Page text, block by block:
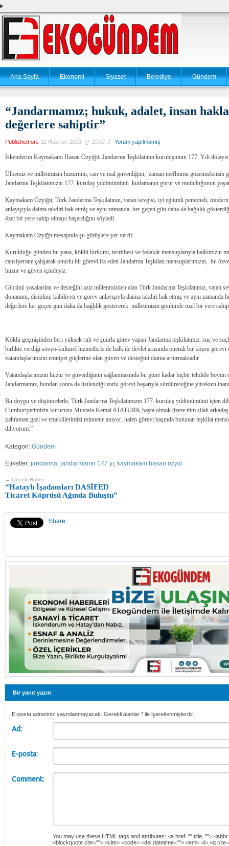
Ana Sayfa Ekonomi Siyaset Belediye Gündem
“Jandarmamız; hukuk, adalet, insan
değerlere sahiptir”
Published on: 11 Haziran 2016, @ 10:57 / Yorum yapılmamış
İskenderun Kaymakamı Hasan Özyiğit, Jandarma Teşkilatının kuruluşunun 177. Yılı
Ülkemiz ve milletimizin huzurunu, can ve mal güvenliğini; zaman mefhumu gözetmeksizin
Jandarma Teşkilatımızın 177. kuruluş yıldönümünü kutlamanın gurur ve mutluluğunun
Kaymakam Özyiğit, Türk Jandarma Teşkilatının, vatan sevgisi, iyi eğitimli personeli,
anlayışıyla daima takdiri hak etmiş ve aynı zamanda her geçen gün daha da bağlılık
özel bir yere sahip olmayı başardığını söyledi.
Kaymakam Özyiğit mesajında şu görüşlere yer verdi:
Kurulduğu günden bu yana, köklü birikimi, tecrübesi ve fedakâr mensuplarıyla halkımızın
cansiperane çalışarak onurlu bir görevi ifa eden Jandarma Teşkilatı mensuplarımızın, bu
huzur ve güven içindeyiz.
Gücünü yasalardan ve desteğini aziz milletimizden alan Türk Jandarma Teşkilatımız, vatan
donanımı, disiplini, kabiliyeti ve görev anlayışıyla daima takdiri hak etmiş ve aynı zamanda
değerlere her geçen gün daha da bağlılık göstererek milletimizin gönlünde özel bir yere sahip
Köklü geçmişinden beri yüksek ruh ve şuurla görev yapan Jandarma teşkilatımız, suç ve
birlikte verdiği sosyo-kültürel hizmetlerle de halk ile devlet arasında önemli bir köprü görevi
vatandaşlarımızın emniyet güçlerine olan güven ve desteğini daima arttırmaktadır.
Vatandaşlarımızın huzur ve güvenliğinin sağlanmasında bu güne kadar hiçbir tehdide
Jandarmamız, bundan sonra da üstlendiği zorlu görevi başarıyla sürdüreceğine yürekten
Bu duygu ve düşüncelerle, Türk Jandarma Teşkilatımızın 177. kuruluş yıldönümünü içten
Cumhuriyetimizin kurucusu Mustafa Kemal ATATÜRK başta olmak üzere tüm silah
kahraman gazi ve emeklilerimizi minnetle anıyor, halen görevi başında bulunan teşkilat
diliyorum.”
Kategori: Gündem
Etiketler: jandarma, jandarmanın 177 yı, kaymakam hasan özyiit
← Önceki Haber
“Hataylı İşadamları DASİFED
Ticaret Köprüsü Ağında Buluştu”
Share
Bir yanıt yazın
E-posta adresiniz yayınlanmayacak. Gerekli alanlar * ile işaretlenmişlerdir
Ad:
E-posta:
Comment:
You may use these HTML tags and attributes: <a href="" title="">
<blockquote cite=""> <cite> <code> <del datetime=""> <em> <i> <q